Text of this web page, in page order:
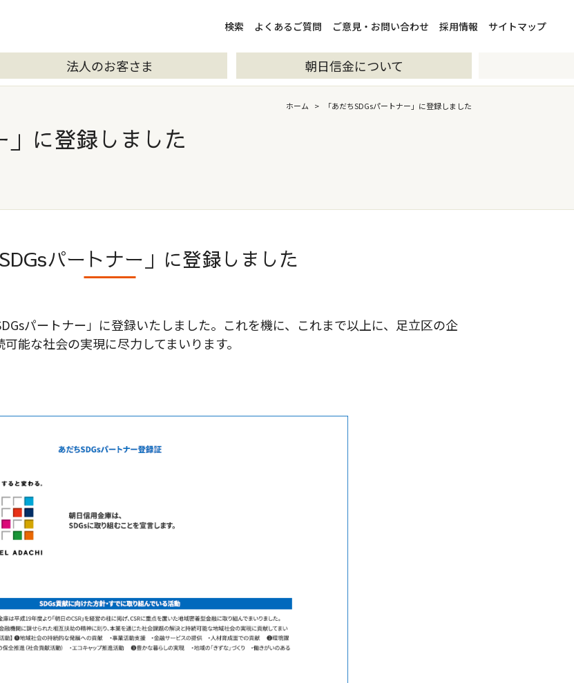
検索 検索
よくあるご質問 ご意見・お問い合わせ 採用情報 サイトマップ
法人のお客さま 朝日信金について
ホーム > 「あだちSDGsパートナー」に登録しました
」に登録しました
パートナー」 に登録しました
パートナー」に登録いたしました。これを機に、これまで以上に、足立区の企
能な社会の実現に尽力してまいります。